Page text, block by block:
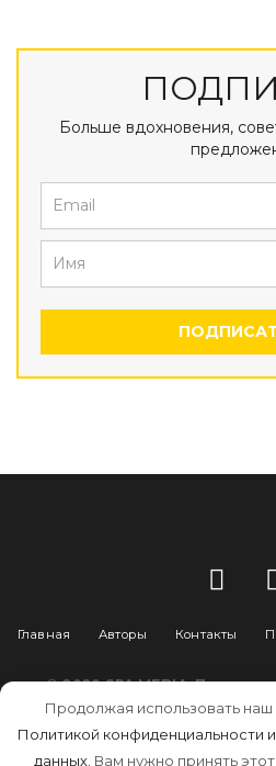
Больше вдохновения,
Главная Авторы Контакты
© 2020SPA MEDIA. При
ссылка на портал
Продолжая использовать наш
Политикой конфиденциальности
данных. Вам нужно принять этот